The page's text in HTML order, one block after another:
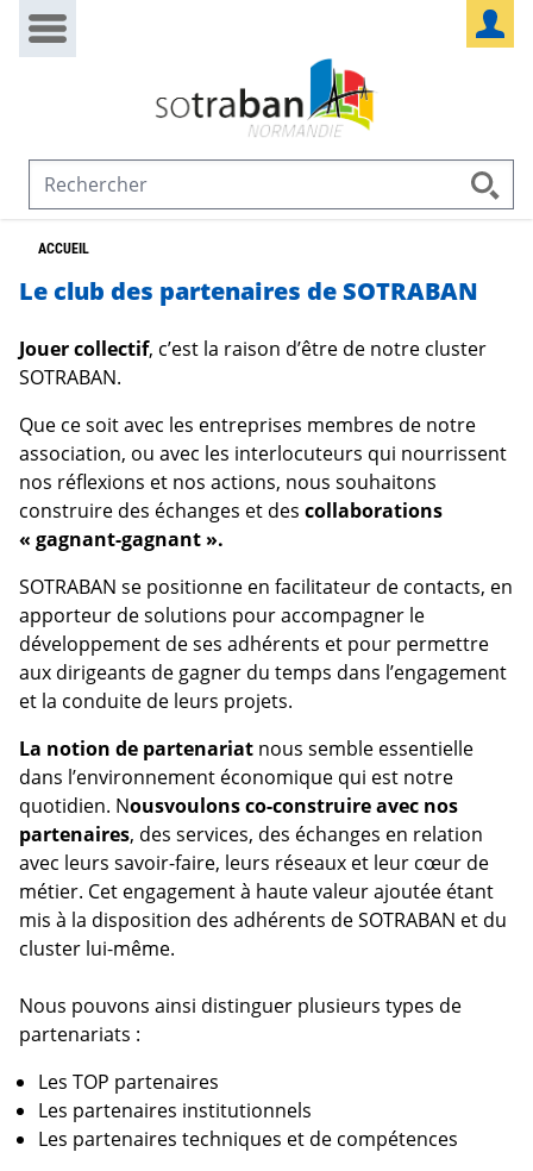
Passer au contenu
ACCUEIL
Le club des partenaires de SOTRABAN
Jouer collectif, c’est la raison d’être de notre cluster
SOTRABAN.
Que ce soit avec les entreprises membres de notre
association, ou avec les interlocuteurs qui nourrissent
nos réflexions et nos actions, nous souhaitons
construire des échanges et des collaborations
« gagnant-gagnant ».
SOTRABAN se positionne en facilitateur de contacts, en
apporteur de solutions pour accompagner le
développement de ses adhérents et pour permettre
aux dirigeants de gagner du temps dans l’engagement
et la conduite de leurs projets.
La notion de partenariat nous semble essentielle
dans l’environnement économique qui est notre
quotidien. Nousvoulons co-construire avec nos
partenaires, des services, des échanges en relation
avec leurs savoir-faire, leurs réseaux et leur cœur de
métier. Cet engagement à haute valeur ajoutée étant
mis à la disposition des adhérents de SOTRABAN et du
cluster lui-même.
Nous pouvons ainsi distinguer plusieurs types de
partenariats :
Les TOP partenaires
Les partenaires institutionnels
Les partenaires techniques et de compétences
Panneau de gestion des cookies